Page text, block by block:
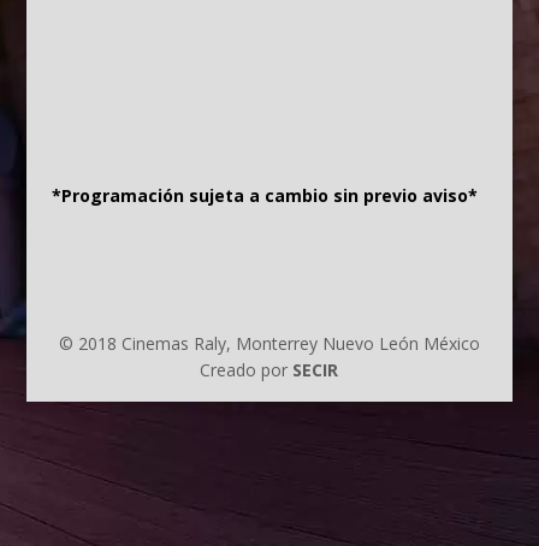
*Programación sujeta a cambio sin previo aviso*
© 2018 Cinemas Raly, Monterrey Nuevo León México
Creado por SECIR